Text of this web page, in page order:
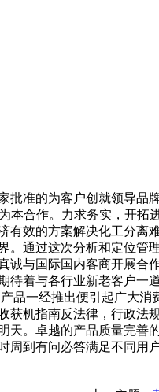
准的为客户创就领导品
合作。力求务实，开拓
效的方案解决化工分离
通过这次分析和定位管
与国际国内客商开展合
待着与各行业新老客户一
品一经推出便引起广大消
机指南反法律，行政法
。卓越的产品质量完善
周到有问必答满足不同用